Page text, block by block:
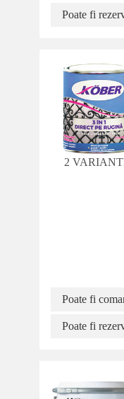
Poate fi
2
Poate fi
Poate fi